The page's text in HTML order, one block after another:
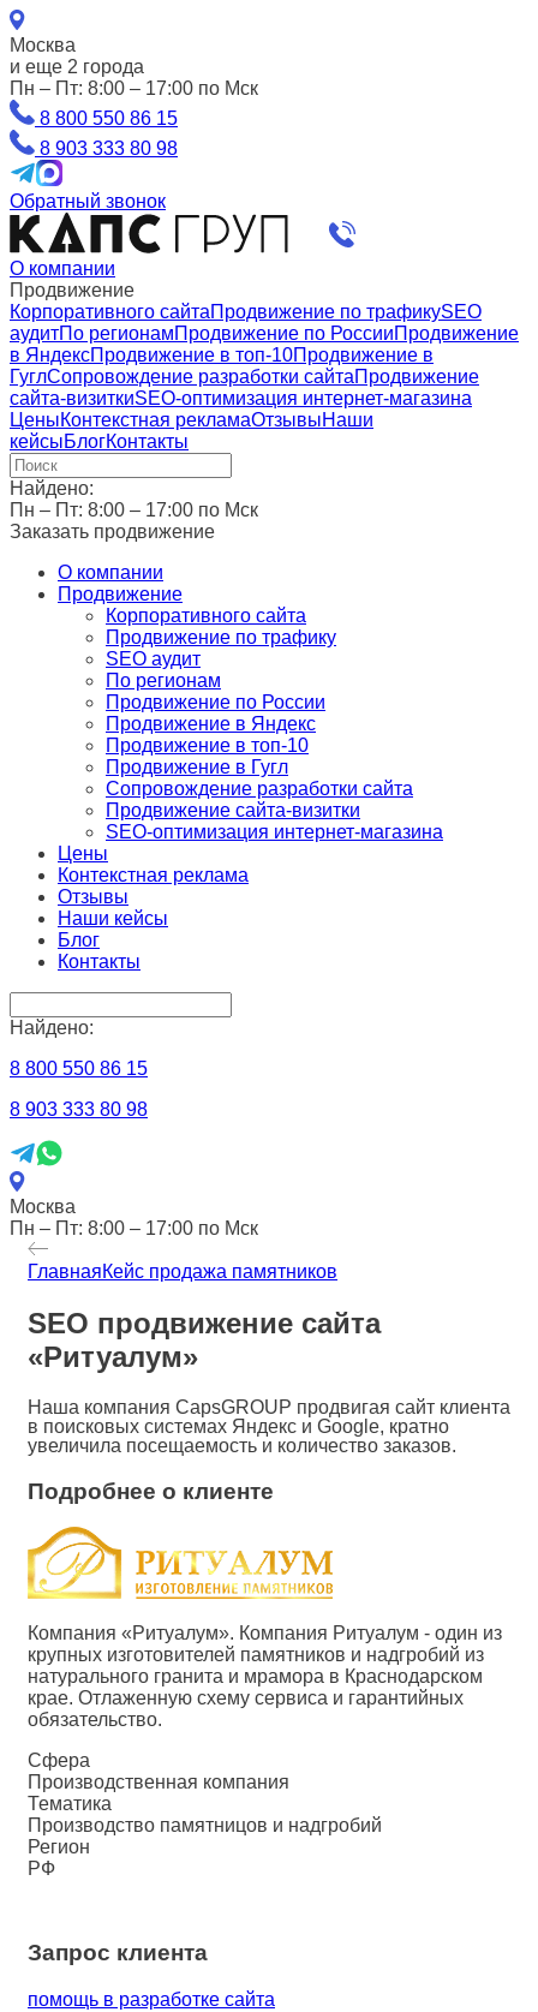
Москва
и еще 2 города
Пн – Пт: 8:00 – 17:00 по Мск
8 800 550 86 15
8 903 333 80 98
Обратный звонок
О компании
Продвижение
Корпоративного сайтаПродвижение по трафикуSEO
аудитПо регионамПродвижение по РоссииПродвижение
в ЯндексПродвижение в топ-10Продвижение в
ГуглСопровождение разработки сайтаПродвижение
сайта-визиткиSEO-оптимизация интернет-магазина
ЦеныКонтекстная рекламаОтзывыНаши
кейсыБлогКонтакты
Найдено:
Пн – Пт: 8:00 – 17:00 по Мск
Заказать продвижение
О компании
Продвижение
Корпоративного сайта
Продвижение по трафику
SEO аудит
По регионам
Продвижение по России
Продвижение в Яндекс
Продвижение в топ-10
Продвижение в Гугл
Сопровождение разработки сайта
Продвижение сайта-визитки
SEO-оптимизация интернет-магазина
Цены
Контекстная реклама
Отзывы
Наши кейсы
Блог
Контакты
Найдено:
8 800 550 86 15
8 903 333 80 98
Москва
Пн – Пт: 8:00 – 17:00 по Мск
ГлавнаяКейс продажа памятников
SEO продвижение сайта
«Ритуалум»
Наша компания CapsGROUP продвигая сайт клиента
в поисковых системах Яндекс и Google, кратно
увеличила посещаемость и количество заказов.
Подробнее о клиенте
Компания «Ритуалум». Компания Ритуалум - один из
крупных изготовителей памятников и надгробий из
натурального гранита и мрамора в Краснодарском
крае. Отлаженную схему сервиса и гарантийных
обязательство.
Сфера
Производственная компания
Тематика
Производство памятницов и надгробий
Регион
РФ
Запрос клиента
помощь в разработке сайта